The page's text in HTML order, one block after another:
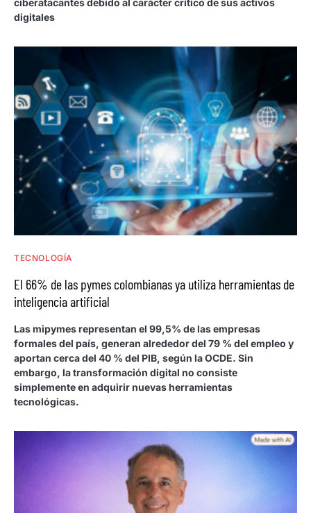
digitales
TECNOLOGÍA
El 66% de las pymes colombianas ya utiliza herramientas de
inteligencia artificial
Las mipymes representan el 99,5% de las empresas
formales del país, generan alrededor del 79 % del empleo y
aportan cerca del 40 % del PIB, según la OCDE. Sin
embargo, la transformación digital no consiste
simplemente en adquirir nuevas herramientas
tecnológicas.